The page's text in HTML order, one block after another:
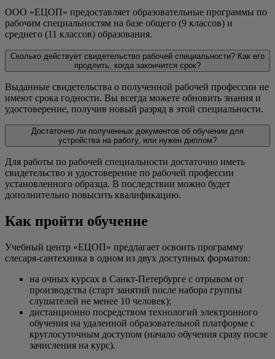
ООО «ЕЦОП» предоставляет образовательные программы по
рабочим специальностям на базе общего (9 классов) и
среднего (11 классов) образования.
Сколько действует свидетельство рабочей специальности? Как его
продлить, когда закончится срок?
Выданные свидетельства о полученной рабочей профессии не
имеют срока годности. Вы всегда можете обновить знания и
удостоверение, получив новый разряд в этой специальности.
Достаточно ли полученных документов об обучении для
устройства на работу, или нужен диплом?
Для работы по рабочей специальности достаточно иметь
свидетельство и удостоверение по рабочей профессии
установленного образца. В последствии можно будет
дополнительно повысить квалификацию.
Как пройти обучение
Учебный центр «ЕЦОП» предлагает освоить программу
слесаря-сантехника в одном из двух доступных форматов:
на очных курсах в Санкт-Петербурге с отрывом от
производства (старт занятий после набора группы
слушателей не менее 10 человек);
дистанционно посредством технологий электронного
обучения на удаленной образовательной платформе с
круглосуточным доступом (начало обучения сразу после
зачисления на курс).